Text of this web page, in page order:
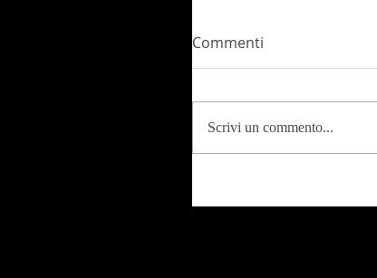
Commenti
Scrivi un commento...